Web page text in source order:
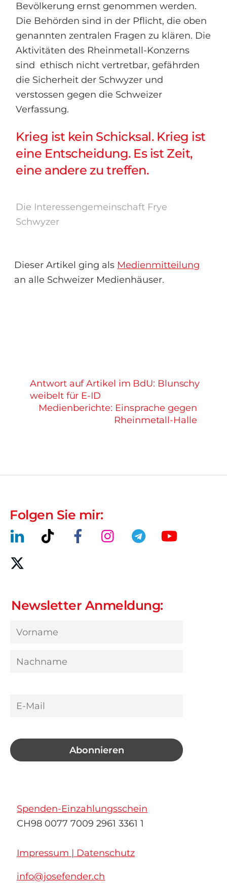
Bevölkerung ernst genommen werden.
Die Behörden sind in der Pflicht, die oben
genannten zentralen Fragen zu klären. Die
Aktivitäten des Rheinmetall-Konzerns
sind ethisch nicht vertretbar, gefährden
die Sicherheit der Schwyzer und
verstossen gegen die Schweizer
Verfassung.
Krieg ist kein Schicksal. Krieg ist
eine Entscheidung. Es ist Zeit,
eine andere zu treffen.
Die Interessengemeinschaft Frye
Schwyzer
Dieser Artikel ging als Medienmitteilung
an alle Schweizer Medienhäuser.
Antwort auf Artikel im BdU: Blunschy
weibelt für E-ID
Medienberichte: Einsprache gegen
Rheinmetall-Halle
Folgen Sie mir:
Newsletter Anmeldung:
Spenden-Einzahlungsschein
CH98 0077 7009 2961 3361 1
Impressum | Datenschutz
info@josefender.ch